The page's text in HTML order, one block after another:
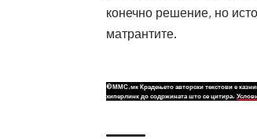
конечно решение, но
матрантите.
©ММС.мк Крадењето авторски текстови е
хиперлинк до содржината што се цитира.